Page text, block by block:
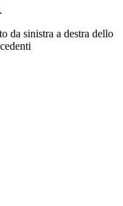
da sinistra a destra dello